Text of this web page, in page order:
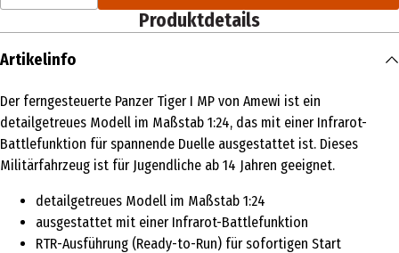
Produktdetails
Artikelinfo
Der ferngesteuerte Panzer Tiger I MP von Amewi ist ein
detailgetreues Modell im Maßstab 1:24, das mit einer Infrarot-
Battlefunktion für spannende Duelle ausgestattet ist. Dieses
Militärfahrzeug ist für Jugendliche ab 14 Jahren geeignet.
detailgetreues Modell im Maßstab 1:24
ausgestattet mit einer Infrarot-Battlefunktion
RTR-Ausführung (Ready-to-Run) für sofortigen Start